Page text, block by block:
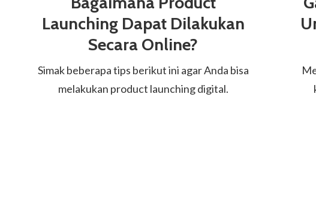
Launching Dapat Dilakukan
Secara Online?
Simak beberapa tips berikut ini agar Anda bisa
melakukan product launching digital.